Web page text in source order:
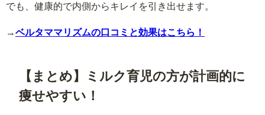
でも、健康的で内側からキレイを引き出せます。
→ベルタママリズムの口コミと効果はこちら！
【まとめ】ミルク育児の方が計画的に
痩せやすい！